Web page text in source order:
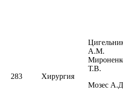
283 Хирургия
А.М.
Т.В.
Мозес